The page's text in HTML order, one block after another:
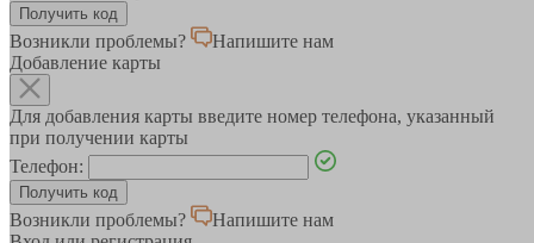
Возникли проблемы?
Напишите нам
Добавление карты
Для добавления карты введите номер телефона, указанный
при получении карты
Телефон:
Возникли проблемы?
Напишите нам